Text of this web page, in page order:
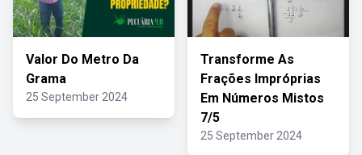
Valor Do Metro Da
Grama
25 September 2024
Transforme As
Frações Impróprias
Em Números Mistos
7/5
25 September 2024